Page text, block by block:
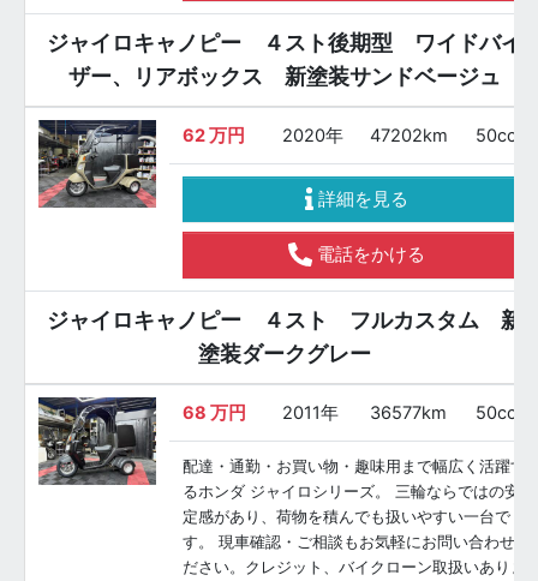
ジャイロキャノピー ４スト後期型 ワイドバイ
ザー、リアボックス 新塗装サンドベージュ
62万円 2020年 47202km 50cc
詳細を見る
電話をかける
ジャイロキャノピー ４スト フルカスタム 新
塗装ダークグレー
68 万円 2011年 36577km 50cc
配達・通勤・お買い物・趣味用まで幅広く活躍す
るホンダ ジャイロシリーズ。 三輪ならではの安
定感があり、荷物を積んでも扱いやすい一台で
す。 現車確認・ご相談もお気軽にお問い合わせく
ださい。クレジット、バイクローン取扱いありま